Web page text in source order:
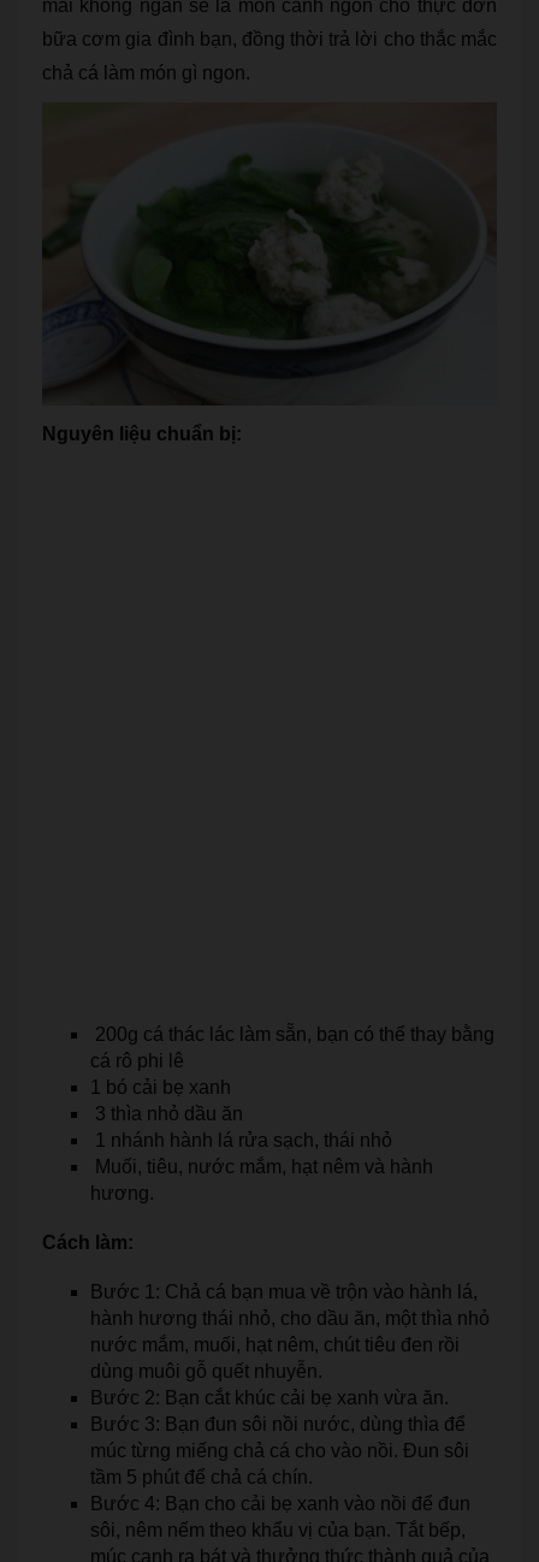
mãi không ngán sẽ là món canh ngon cho thực đơn
bữa cơm gia đình bạn, đồng thời trả lời cho thắc mắc
chả cá làm món gì ngon.
Nguyên liệu chuẩn bị:
200g cá thác lác làm sẵn, bạn có thể thay bằng
cá rô phi lê
1 bó cải bẹ xanh
3 thìa nhỏ dầu ăn
1 nhánh hành lá rửa sạch, thái nhỏ
Muối, tiêu, nước mắm, hạt nêm và hành
hương.
Cách làm:
Bước 1: Chả cá bạn mua về trộn vào hành lá,
hành hương thái nhỏ, cho dầu ăn, một thìa nhỏ
nước mắm, muối, hạt nêm, chút tiêu đen rồi
dùng muôi gỗ quết nhuyễn.
Bước 2: Bạn cắt khúc cải bẹ xanh vừa ăn.
Bước 3: Bạn đun sôi nồi nước, dùng thìa để
múc từng miếng chả cá cho vào nồi. Đun sôi
tầm 5 phút để chả cá chín.
Bước 4: Bạn cho cải bẹ xanh vào nồi để đun
sôi, nêm nếm theo khẩu vị của bạn. Tắt bếp,
múc canh ra bát và thưởng thức thành quả của